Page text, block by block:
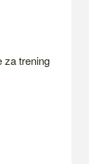
za trening